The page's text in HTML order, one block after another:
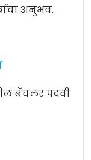
अनुभव.
बॅचलर पदवी